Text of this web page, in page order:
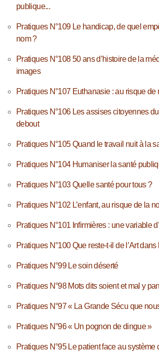
publique...
Pratiques N°109 Le handicap, de quel
nom ?
Pratiques N°108 50 ans d’histoire de la
images
Pratiques N°107 Euthanasie : au risque de
Pratiques N°106 Les assises citoyennes
debout
Pratiques N°105 Quand le travail nuit à la
Pratiques N°104 Humaniser la santé
Pratiques N°103 Quelle santé pour tous ?
Pratiques N°102 L’enfant, au risque de la
Pratiques N°101 Infirmières : une variable
Pratiques N°100 Que reste-t-il de l’Art
Pratiques N°99 Le soin déserté
Pratiques N°98 Mots dits soient et mal y
Pratiques N°97 « La Grande Sécu que
Pratiques N°96 « Un pognon de dingue »
Pratiques N°95 Le patient face au système